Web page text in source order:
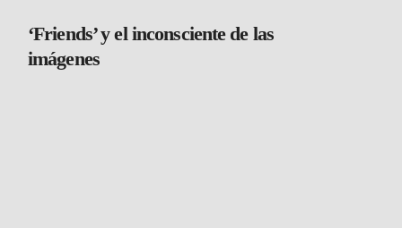
‘Friends’ y el inconsciente de las
imágenes